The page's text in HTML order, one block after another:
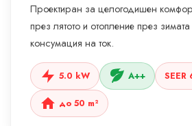
Проектиран за целогодишен
през лятото и отопление през
консумация на ток.
5.0 kW A++ SEER
до 50 m²